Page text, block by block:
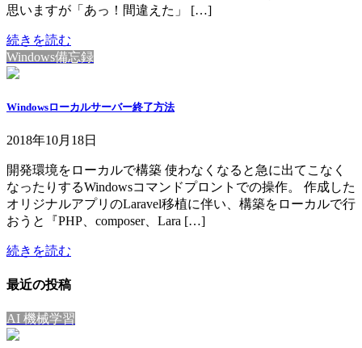
思いますが「あっ！間違えた」 […]
続きを読む
Windows備忘録
Windowsローカルサーバー終了方法
2018年10月18日
開発環境をローカルで構築 使わなくなると急に出てこなく
なったりするWindowsコマンドプロントでの操作。 作成した
オリジナルアプリのLaravel移植に伴い、構築をローカルで行
おうと『PHP、composer、Lara […]
続きを読む
最近の投稿
AI 機械学習